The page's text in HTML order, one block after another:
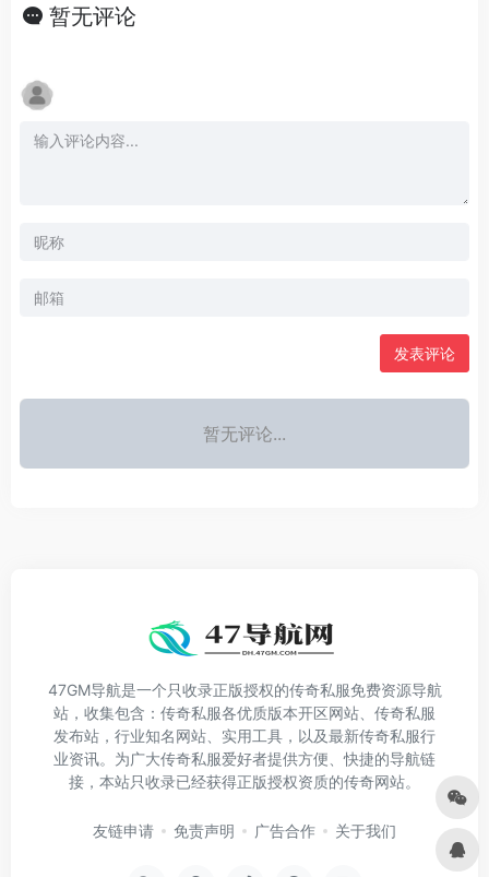
暂无评论
发表评论
暂无评论...
47GM导航是一个只收录正版授权的传奇私服免费资源导航
站，收集包含：传奇私服各优质版本开区网站、传奇私服
发布站，行业知名网站、实用工具，以及最新传奇私服行
业资讯。为广大传奇私服爱好者提供方便、快捷的导航链
接，本站只收录已经获得正版授权资质的传奇网站。
友链申请 免责声明 广告合作 关于我们